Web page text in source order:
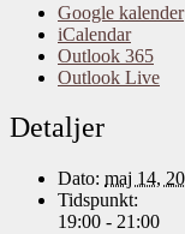
Google kalender
iCalendar
Outlook 365
Outlook Live
Detaljer
Dato: maj 14,
Tidspunkt:
19:00 - 21:00